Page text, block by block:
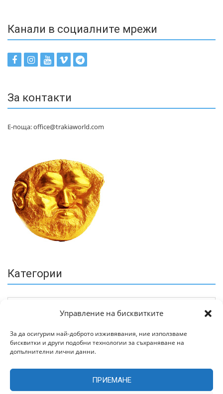
Управление на бисквитките
За да осигурим най-доброто изживявания, ние използваме
бисквитки и други подобни технологии за съхраняване на
допълнителни лични данни.
ПРИЕМАНЕ
Канали в социалните мрежи
За контакти
Е-поща: office@trakiaworld.com
Категории
Архив